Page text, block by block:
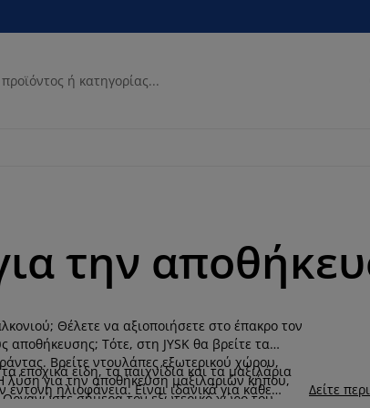
την
Θέλετε να αξιοποιήσετε στο έπακρο τον
αποθήκευσης; Τότε, στη JYSK θα βρείτε τα
Βρείτε ντουλάπες εξωτερικού χώρου,
για την αποθήκευση μαξιλαριών κήπου,
σήμερα τον εξωτερικό χώρο του
εποχικά είδη, τα παιχνίδια και τα μαξιλάρια
ηλιοφάνεια. Είναι ιδανικά για κάθε
Δείτε